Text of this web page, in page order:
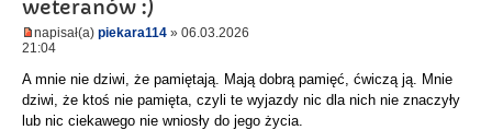
weteranów :)
napisał(a) piekara114 » 06.03.2026
21:04
A mnie nie dziwi, że pamiętają. Mają dobrą pamięć, ćwiczą ją. Mnie
dziwi, że ktoś nie pamięta, czyli te wyjazdy nic dla nich nie znaczyły
lub nic ciekawego nie wniosły do jego życia.